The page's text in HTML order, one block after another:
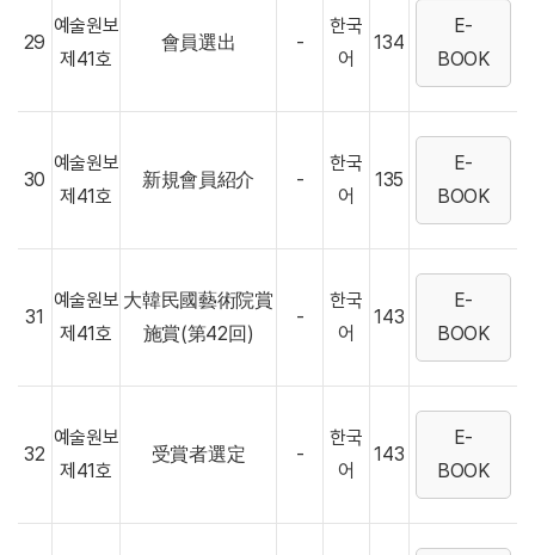
29
예술원보
제41호
會員選出 -
한국
어
134
E-
BOOK
30
예술원보
제41호
新規會員紹介 -
한국
어
135
E-
BOOK
31
예술원보
제41호
大韓民國藝術院賞
施賞(第42回)
-
한국
어
143
E-
BOOK
32
예술원보
제41호
受賞者選定 -
한국
어
143
E-
BOOK